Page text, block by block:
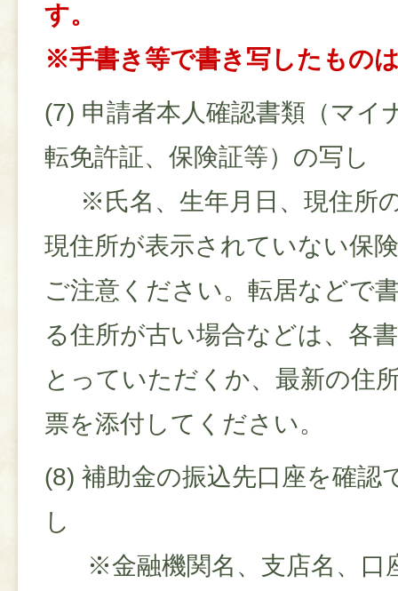
す。
※手書き等で書き写したもの
(7) 申請者本人確認書類（マイ
転免許証、保険証等）の写し
※氏名、生年月日、現住所
現住所が表示されていない保
ご注意ください。転居などで
る住所が古い場合などは、各
とっていただくか、最新の住
票を添付してください。
(8) 補助金の振込先口座を確認
し
※金融機関名、支店名、口